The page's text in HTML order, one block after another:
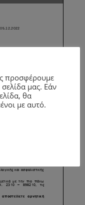
προσφέρουμε
μας. Εάν
θα
με αυτό.